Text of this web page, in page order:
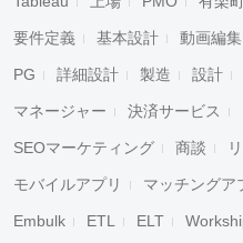
要件定義 基本設計 動画編集
PG 詳細設計 製造 設計
マネージャー 決済サービス
SEOマーケティング 商談
モバイルアプリ マッチングア
Embulk ETL ELT